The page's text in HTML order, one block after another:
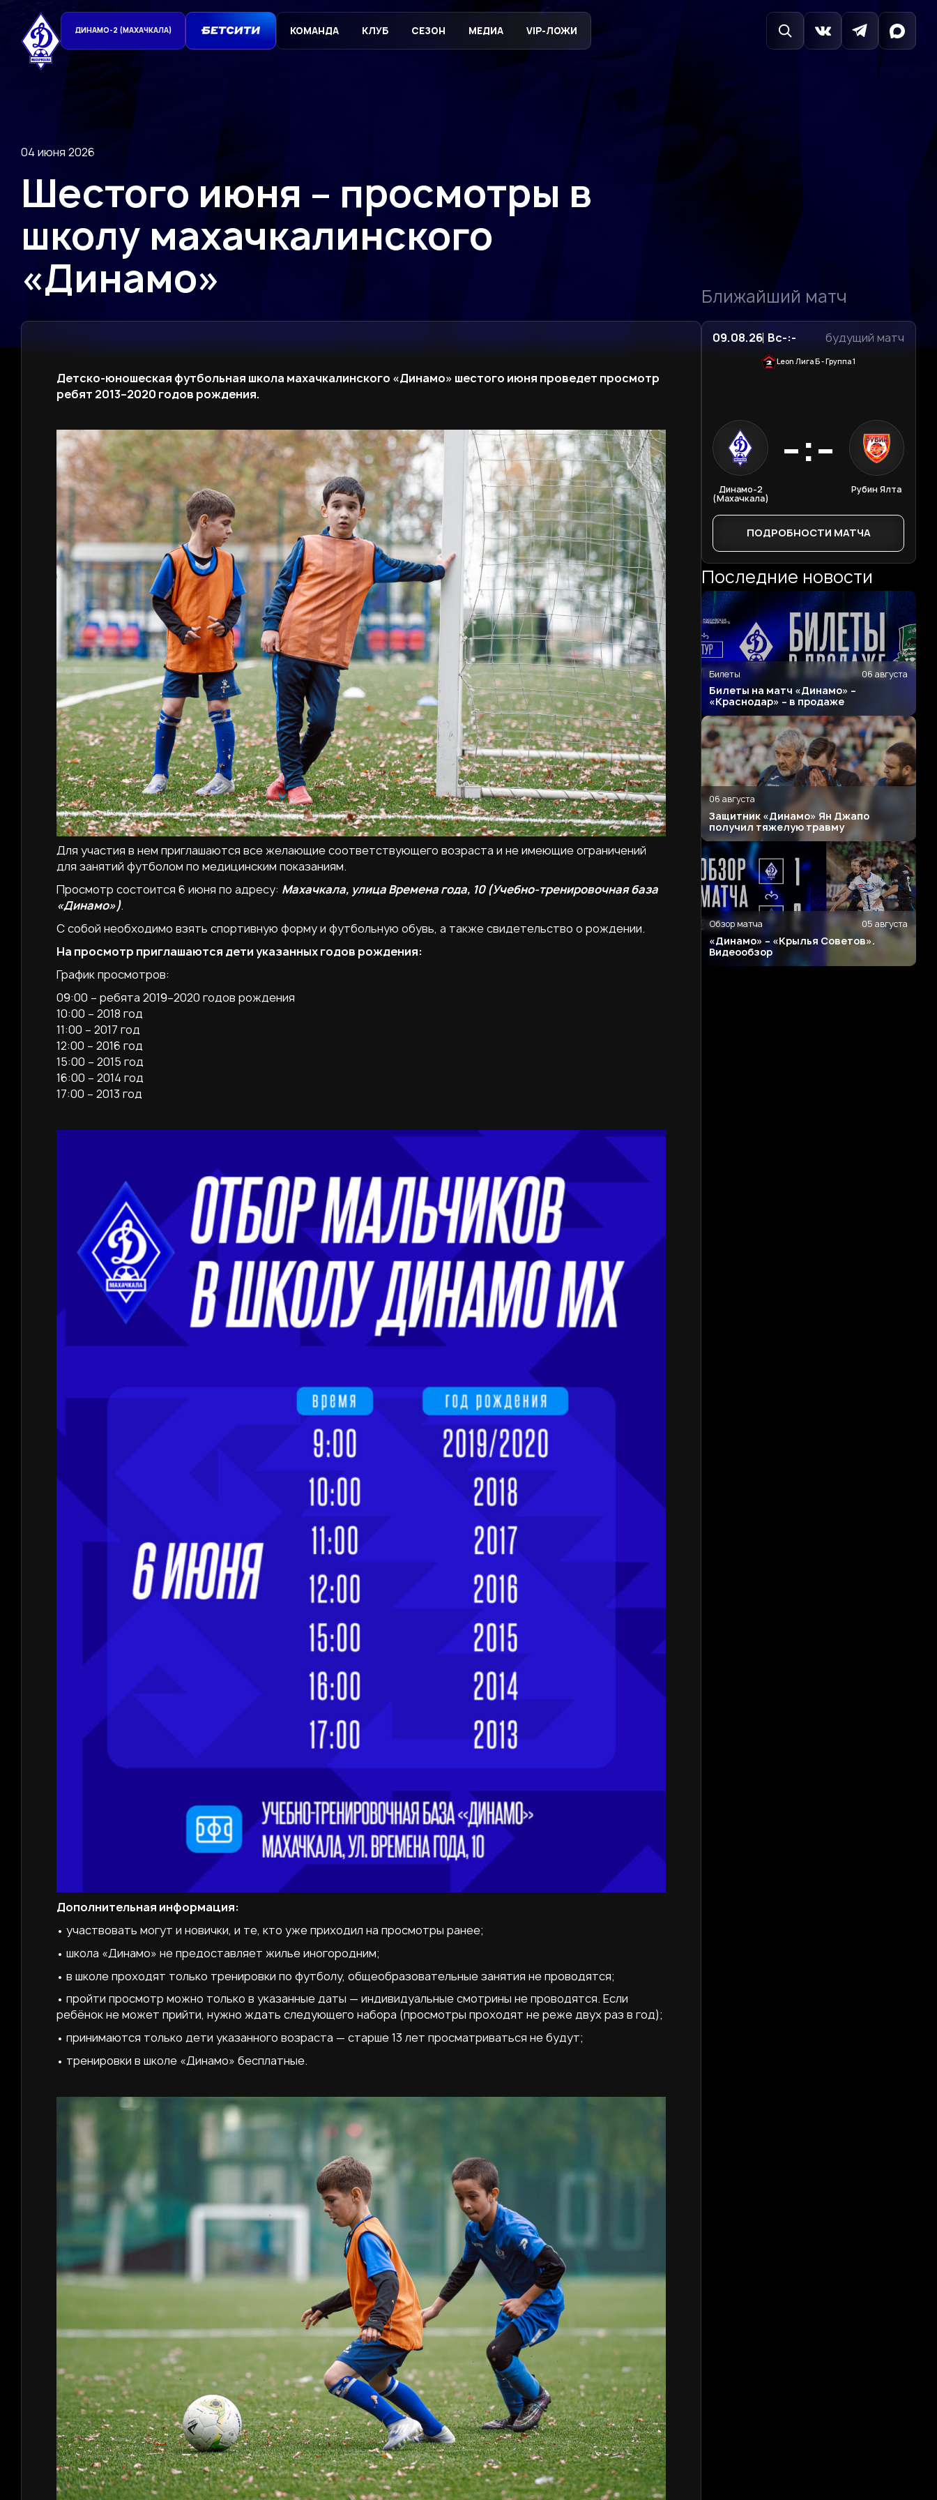
ДИНАМО-2 (МАХАЧКАЛА) КОМАНДА КЛУБ СЕЗОН МЕДИА VIP-ЛОЖИ
04 июня 2026
Шестого июня – просмотры в
школу махачкалинского
«Динамо»
Детско-юношеская футбольная школа махачкалинского «Динамо» шестого июня проведет просмотр
ребят 2013–2020 годов рождения.
Для участия в нем приглашаются все желающие соответствующего возраста и не имеющие ограничений
для занятий футболом по медицинским показаниям.
Просмотр состоится 6 июня по адресу: Махачкала, улица Времена года, 10 (Учебно-тренировочная база
«Динамо»).
С собой необходимо взять спортивную форму и футбольную обувь, а также свидетельство о рождении.
На просмотр приглашаются дети указанных годов рождения:
График просмотров:
09:00 – ребята 2019–2020 годов рождения
10:00 – 2018 год
11:00 – 2017 год
12:00 – 2016 год
15:00 – 2015 год
16:00 – 2014 год
17:00 – 2013 год
Дополнительная информация:
• участвовать могут и новички, и те, кто уже приходил на просмотры ранее;
• школа «Динамо» не предоставляет жилье иногородним;
• в школе проходят только тренировки по футболу, общеобразовательные занятия не проводятся;
• пройти просмотр можно только в указанные даты — индивидуальные смотрины не проводятся. Если
ребёнок не может прийти, нужно ждать следующего набора (просмотры проходят не реже двух раз в год);
• принимаются только дети указанного возраста — старше 13 лет просматриваться не будут;
• тренировки в школе «Динамо» бесплатные.
Ближайший матч
09.08.26 Вс-:- будущий матч
Leon Лига Б - Группа 1
Динамо-2
(Махачкала)
-:-
Рубин Ялта
ПОДРОБНОСТИ МАТЧА
Последние новости
Билеты 06 августа
Билеты на матч «Динамо» –
«Краснодар» – в продаже
06 августа
Защитник «Динамо» Ян Джапо
получил тяжелую травму
Обзор матча 05 августа
«Динамо» – «Крылья Советов».
Видеообзор